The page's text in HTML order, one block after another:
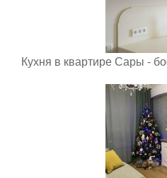
Кухня в квартире Сары -